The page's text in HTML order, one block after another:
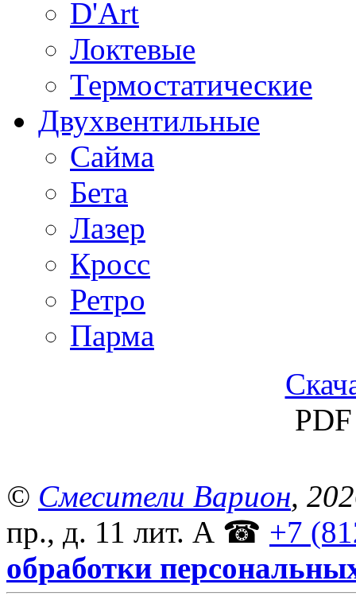
D'Art
Локтевые
Термостатические
Двухвентильные
Сайма
Бета
Лазер
Кросс
Ретро
Парма
© Смесители Варион,
пр., д. 11 лит. А ☎ +7
обработки